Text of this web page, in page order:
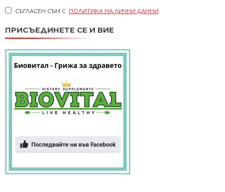
СЪГЛАСЕН СЪМ С ПОЛИТИКА НА ЛИЧНИ ДАННИ
ПРИСЪЕДИНЕТЕ СЕ И ВИЕ